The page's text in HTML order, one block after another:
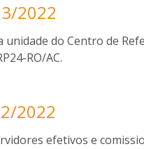
2022
do Centro de
RO/AC.
2022
efetivos e